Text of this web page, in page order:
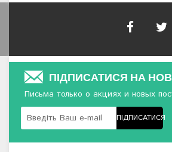
ПІДПИСАТИСЯ НА
Письма только о акциях и новых
ПІДПИСАТИСЯ